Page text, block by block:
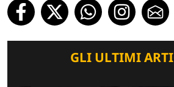
GLI ULTIMI